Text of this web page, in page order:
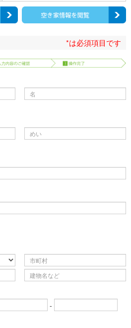
*は必須項目です
-